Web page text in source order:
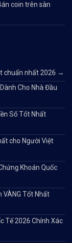
coin trên sàn
chuẩn nhất 2026 →
Cho Nhà Đầu
Số Tốt Nhất
cho Người Việt
Khoán Quốc
VÀNG Tốt Nhất
Tế 2026 Chính Xác